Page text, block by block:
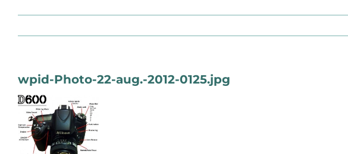
wpid-Photo-22-aug.-2012-0125.jpg